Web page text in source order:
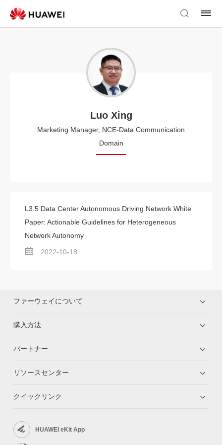
Luo Xing
Marketing Manager, NCE-Data Communication
Domain
L3.5 Data Center Autonomous Driving Network White
Paper: Actionable Guidelines for Heterogeneous
Network Autonomy
2022-10-18
ファーウェイについて
購入方法
パートナー
リソースセンター
クイックリンク
HUAWEI eKit App